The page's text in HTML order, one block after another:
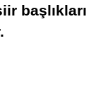
başlıkları